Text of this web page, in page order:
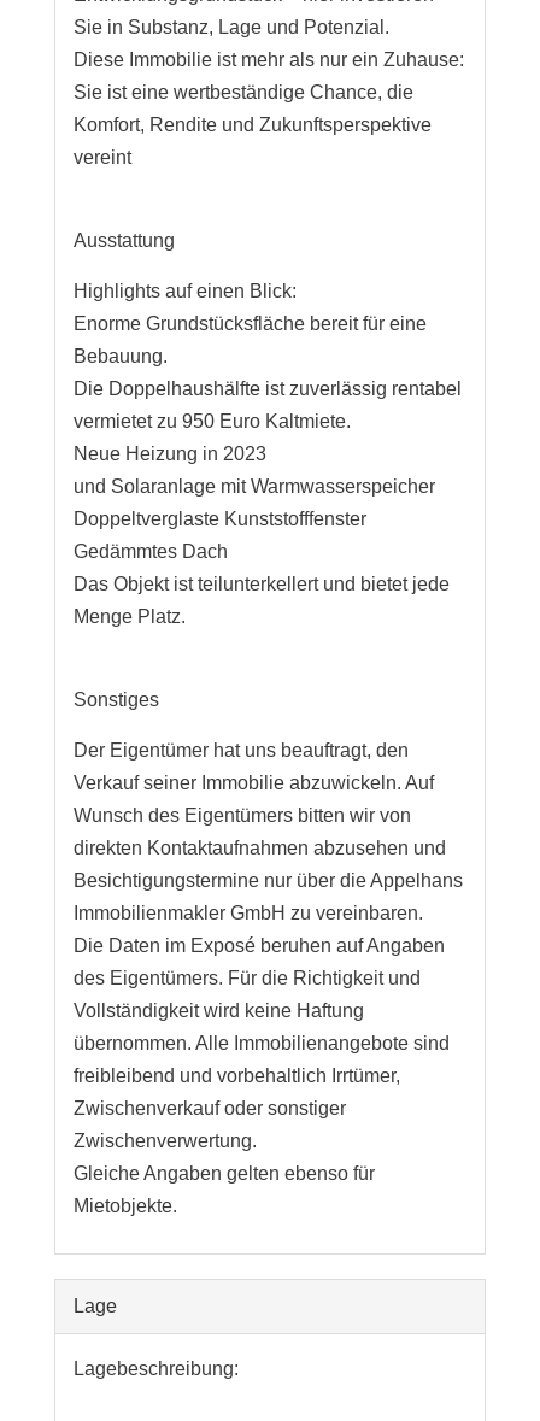
Sie in Substanz, Lage und Potenzial.
Diese Immobilie ist mehr als nur ein Zuhause:
Sie ist eine wertbeständige Chance, die
Komfort, Rendite und Zukunftsperspektive
vereint
Ausstattung
Highlights auf einen Blick:
Enorme Grundstücksfläche bereit für eine
Bebauung.
Die Doppelhaushälfte ist zuverlässig rentabel
vermietet zu 950 Euro Kaltmiete.
Neue Heizung in 2023
und Solaranlage mit Warmwasserspeicher
Doppeltverglaste Kunststofffenster
Gedämmtes Dach
Das Objekt ist teilunterkellert und bietet jede
Menge Platz.
Sonstiges
Der Eigentümer hat uns beauftragt, den
Verkauf seiner Immobilie abzuwickeln. Auf
Wunsch des Eigentümers bitten wir von
direkten Kontaktaufnahmen abzusehen und
Besichtigungstermine nur über die Appelhans
Immobilienmakler GmbH zu vereinbaren.
Die Daten im Exposé beruhen auf Angaben
des Eigentümers. Für die Richtigkeit und
Vollständigkeit wird keine Haftung
übernommen. Alle Immobilienangebote sind
freibleibend und vorbehaltlich Irrtümer,
Zwischenverkauf oder sonstiger
Zwischenverwertung.
Gleiche Angaben gelten ebenso für
Mietobjekte.
Lage
Lagebeschreibung: